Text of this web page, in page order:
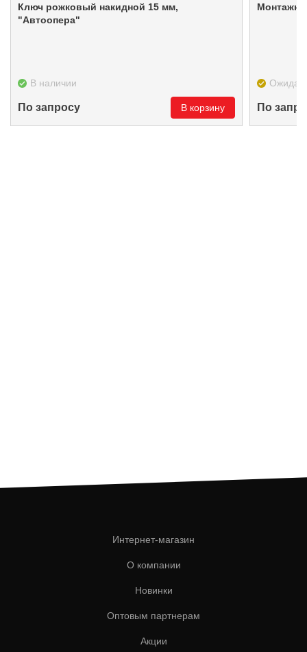
Ключ рожковый накидной 15 мм,
"Автоопера"
В наличии
По запросу В корзину По
Интернет-магазин
О компании
Новинки
Оптовым партнерам
Акции